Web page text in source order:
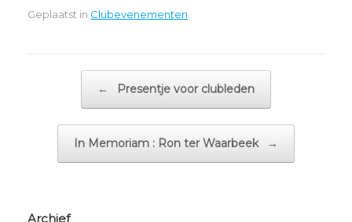
Geplaatst in Clubevenementen
← Presentje voor clubleden
In Memoriam : Ron ter Waarbeek →
Archief